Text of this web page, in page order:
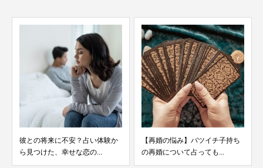
彼との将来に不安？占い体験か
ら見つけた、幸せな恋の...
【再婚の悩み】バツイチ子持ち
の再婚について占っても...